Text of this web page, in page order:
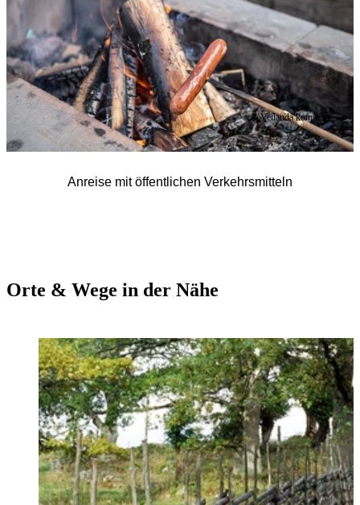
© Vetlanda kommun
Anreise mit öffentlichen Verkehrsmitteln
Orte & Wege in der Nähe